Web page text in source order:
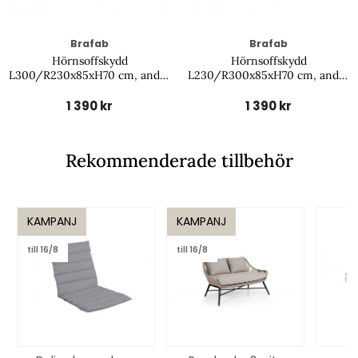
Brafab
Hörnsoffskydd
L300/R230x85xH70 cm, andas
1 390 kr
Brafab
Hörnsoffskydd
L230/R300x85xH70 cm, andas
1 390 kr
Rekommenderade tillbehör
KAMPANJ
till 16/8
KAMPANJ
till 16/8